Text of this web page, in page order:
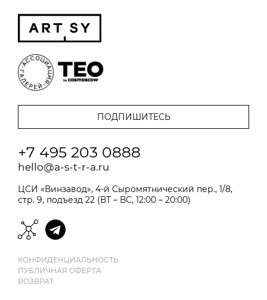
+7 495 203 0888
hello@a-s-t-r-a.ru
ЦСИ «Винзавод», 4-й Сыромятнический пер., 1/8,
стр. 9, подъезд 22 (ВТ – ВС, 12:00 – 20:00)
КОНФИДЕНЦИАЛЬНОСТЬ
ПУБЛИЧНАЯ ОФЕРТА
ВОЗВРАТ